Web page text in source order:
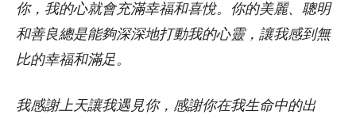
你，我的心就會充滿幸福和喜悅。你的美麗、聰明
和善良總是能夠深深地打動我的心靈，讓我感到無
比的幸福和滿足。
我感謝上天讓我遇見你，感謝你在我生命中的出